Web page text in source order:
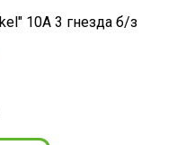
10А 3 гнезда б/з